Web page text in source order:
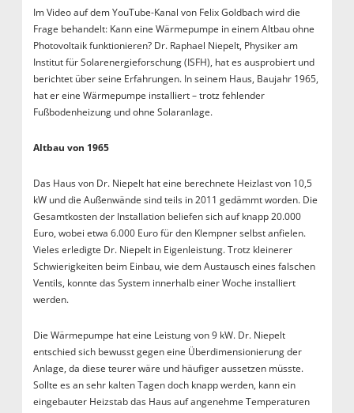
Im Video auf dem YouTube-Kanal von Felix Goldbach wird die
Frage behandelt: Kann eine Wärmepumpe in einem Altbau ohne
Photovoltaik funktionieren? Dr. Raphael Niepelt, Physiker am
Institut für Solarenergieforschung (ISFH), hat es ausprobiert und
berichtet über seine Erfahrungen. In seinem Haus, Baujahr 1965,
hat er eine Wärmepumpe installiert – trotz fehlender
Fußbodenheizung und ohne Solaranlage.
Altbau von 1965
Das Haus von Dr. Niepelt hat eine berechnete Heizlast von 10,5
kW und die Außenwände sind teils in 2011 gedämmt worden. Die
Gesamtkosten der Installation beliefen sich auf knapp 20.000
Euro, wobei etwa 6.000 Euro für den Klempner selbst anfielen.
Vieles erledigte Dr. Niepelt in Eigenleistung. Trotz kleinerer
Schwierigkeiten beim Einbau, wie dem Austausch eines falschen
Ventils, konnte das System innerhalb einer Woche installiert
werden.
Die Wärmepumpe hat eine Leistung von 9 kW. Dr. Niepelt
entschied sich bewusst gegen eine Überdimensionierung der
Anlage, da diese teurer wäre und häufiger aussetzen müsste.
Sollte es an sehr kalten Tagen doch knapp werden, kann ein
eingebauter Heizstab das Haus auf angenehme Temperaturen